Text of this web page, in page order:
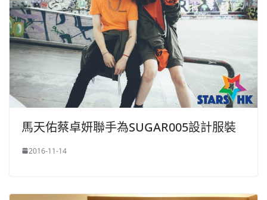
馬天佑蔡卓妍聯手為SUGAR005設計服裝
2016-11-14